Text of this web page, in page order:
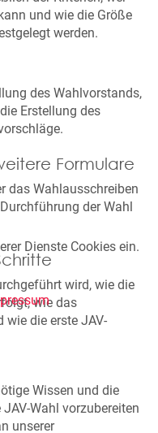
und wie die Größe
werden.
des Wahlvorstands,
Erstellung des
Formulare
das Wahlausschreiben
der Wahl
wird, wie die
wie das
die erste JAV-
Wissen und die
Wahl vorzubereiten
unserer
Dienste Cookies ein.